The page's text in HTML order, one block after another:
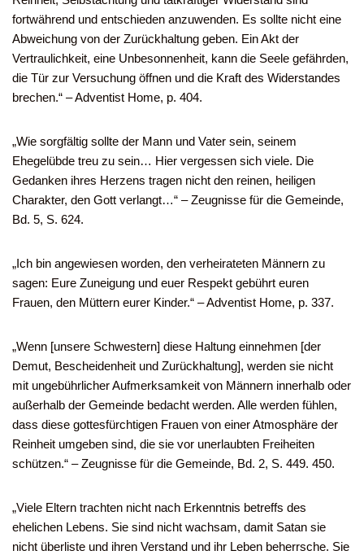
fortwährend und entschieden anzuwenden. Es sollte nicht eine
Abweichung von der Zurückhaltung geben. Ein Akt der
Vertraulichkeit, eine Unbesonnenheit, kann die Seele gefährden,
die Tür zur Versuchung öffnen und die Kraft des Widerstandes
brechen.“ – Adventist Home, p. 404.
„Wie sorgfältig sollte der Mann und Vater sein, seinem
Ehegelübde treu zu sein… Hier vergessen sich viele. Die
Gedanken ihres Herzens tragen nicht den reinen, heiligen
Charakter, den Gott verlangt…“ – Zeugnisse für die Gemeinde,
Bd. 5, S. 624.
„Ich bin angewiesen worden, den verheirateten Männern zu
sagen: Eure Zuneigung und euer Respekt gebührt euren
Frauen, den Müttern eurer Kinder.“ – Adventist Home, p. 337.
„Wenn [unsere Schwestern] diese Haltung einnehmen [der
Demut, Bescheidenheit und Zurückhaltung], werden sie nicht
mit ungebührlicher Aufmerksamkeit von Männern innerhalb oder
außerhalb der Gemeinde bedacht werden. Alle werden fühlen,
dass diese gottesfürchtigen Frauen von einer Atmosphäre der
Reinheit umgeben sind, die sie vor unerlaubten Freiheiten
schützen.“ – Zeugnisse für die Gemeinde, Bd. 2, S. 449. 450.
„Viele Eltern trachten nicht nach Erkenntnis betreffs des
ehelichen Lebens. Sie sind nicht wachsam, damit Satan sie
nicht überliste und ihren Verstand und ihr Leben beherrsche. Sie